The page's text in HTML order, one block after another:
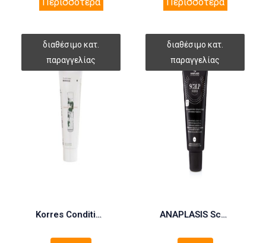
Korres Conditioner Αλόη & Δίκταμο 200ml ANAPLASIS Scalp Scrub 200ml